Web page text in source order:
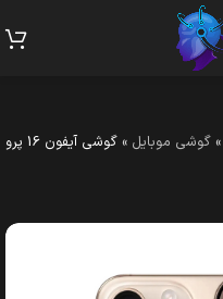
» گوشی موبایل »
گوشی آیفون 16 پرو